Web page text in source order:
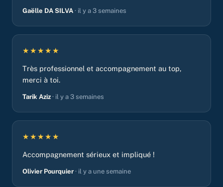
Gaëlle DA SILVA · il y a 3 semaines
★★★★★
Très professionnel et accompagnement au top,
merci à toi.
Tarik Aziz · il y a 3 semaines
★★★★★
Accompagnement sérieux et impliqué !
Olivier Pourquier · il y a une semaine